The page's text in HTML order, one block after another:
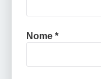
Nome *